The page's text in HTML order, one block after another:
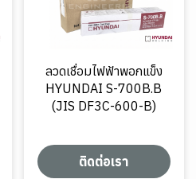
ลวดเชื่อมไฟฟ้าพอกแข็ง
HYUNDAI S-700B.B
(JIS DF3C-600-B)
ติดต่อเรา